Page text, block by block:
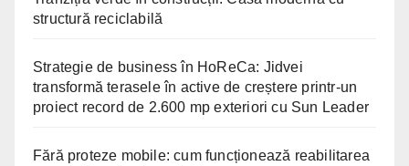
structură reciclabilă
Strategie de business în HoReCa: Jidvei
transformă terasele în active de creștere printr-un
proiect record de 2.600 mp exteriori cu Sun Leader
Fără proteze mobile: cum funcționează reabilitarea